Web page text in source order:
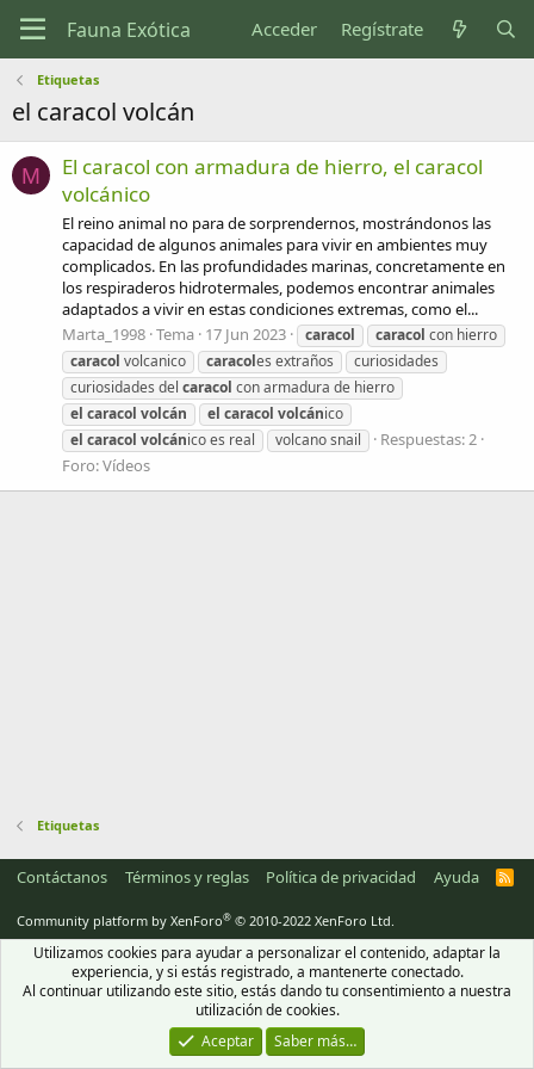
Acceder Regístrate
Etiquetas
el caracol volcán
M
El caracol con armadura de hierro, el caracol
volcánico
El reino animal no para de sorprendernos, mostrándonos las
capacidad de algunos animales para vivir en ambientes muy
complicados. En las profundidades marinas, concretamente en
los respiraderos hidrotermales, podemos encontrar animales
adaptados a vivir en estas condiciones extremas, como el...
Marta_1998 Tema 17 Jun 2023 caracol caracol con hierro
caracol volcanico caracoles extraños
curiosidades
curiosidades del caracol con armadura de hierro
el caracol volcán el caracol volcánico
el caracol volcánico es real volcano snail
Respuestas: 2
Foro:Vídeos
Etiquetas
Contáctanos Términos y reglas Política de privacidad Ayuda
R
Community platform by XenForo® © 2010-2022 XenForo Ltd.
Utilizamos cookies para ayudar a personalizar el contenido, adaptar la
experiencia, y si estás registrado, a mantenerte conectado.
Al continuar utilizando este sitio, estás dando tu consentimiento a nuestra
utilización de cookies.
Aceptar
Saber más…